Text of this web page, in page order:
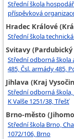
Střední škola
příspěvková
Hradec Králové
Střední škola
Svitavy
Střední odborná škola
485, Čsl. armády 485,
Jihlava (Kraj
Střední odborná
K Valše 1251/38, Třešť
Brno-město
Střední škola Brno,
1072/106, Brno